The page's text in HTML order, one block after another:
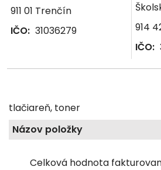
911 01 Trenčín
IČO: 31036279
914
IČO:
tlačiareň, toner
Názov položky
Celková hodnota